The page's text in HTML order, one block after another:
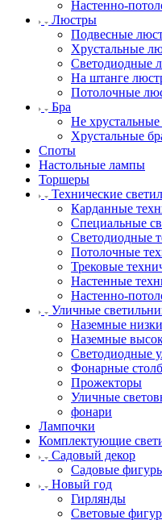
Настенно-
Люстры
Подвесные
Хрустальные
Светодиодные
На штанге
Потолочные
Бра
Не хрустальные
Хрустальные
Споты
Настольные лампы
Торшеры
Технические
Карданные
Специальные
Светодиодные
Потолочные
Трековые
Настенные
Настенно-
Уличные
Наземные
Наземные
Светодиодные
Фонарные
Прожекторы
Уличные
фонари
Лампочки
Комплектующие
Садовый декор
Садовые
Новый год
Гирлянды
Световые